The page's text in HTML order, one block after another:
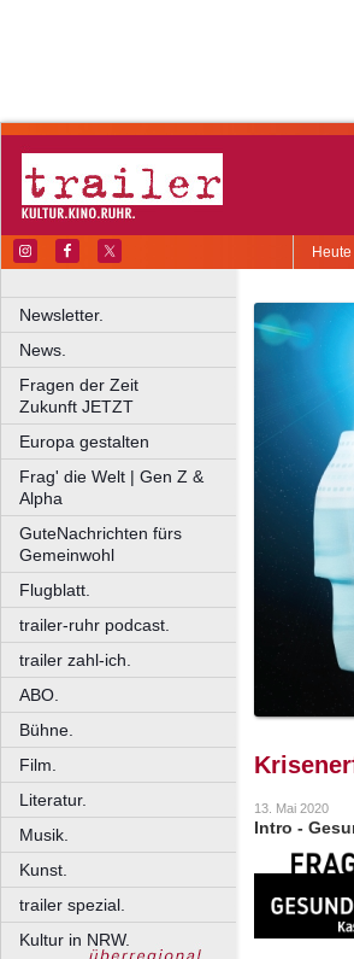
Newsletter.
News.
Fragen der Zeit
Zukunft JETZT
Europa gestalten
Frag' die Welt | Gen Z &
Alpha
GuteNachrichten fürs
Gemeinwohl
Flugblatt.
trailer-ruhr podcast.
trailer zahl-ich.
ABO.
Bühne.
Film.
Literatur.
Musik.
Kunst.
trailer spezial.
Kultur in NRW.
13. Mai 2020
Intro -